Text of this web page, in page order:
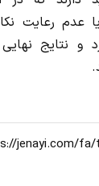
عدم رعایت
و نتایج